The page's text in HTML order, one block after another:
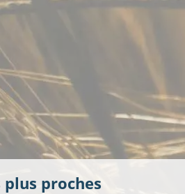
plus proches